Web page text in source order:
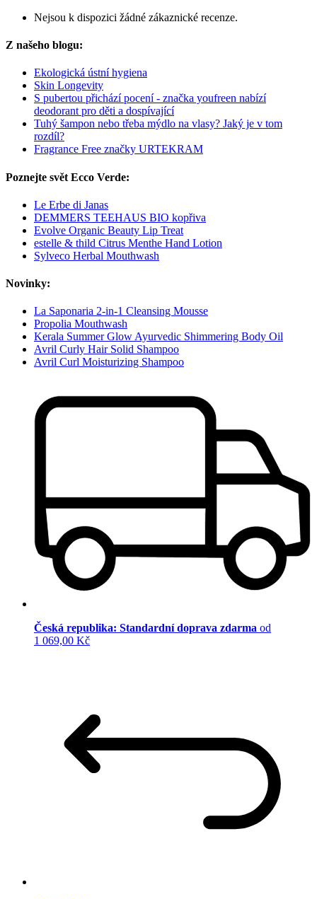
Nejsou k dispozici žádné zákaznické recenze.
Z našeho blogu:
Ekologická ústní hygiena
Skin Longevity
S pubertou přichází pocení - značka youfreen nabízí
deodorant pro děti a dospívající
Tuhý šampon nebo třeba mýdlo na vlasy? Jaký je v tom
rozdíl?
Fragrance Free značky URTEKRAM
Poznejte svět Ecco Verde:
Le Erbe di Janas
DEMMERS TEEHAUS BIO kopřiva
Evolve Organic Beauty Lip Treat
estelle & thild Citrus Menthe Hand Lotion
Sylveco Herbal Mouthwash
Novinky:
La Saponaria 2-in-1 Cleansing Mousse
Propolia Mouthwash
Kerala Summer Glow Ayurvedic Shimmering Body Oil
Avril Curly Hair Solid Shampoo
Avril Curl Moisturizing Shampoo
Česká republika: Standardní doprava zdarma od
1 069,00 Kč